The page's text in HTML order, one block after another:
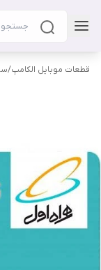
قطعات موبایل الکامپ/